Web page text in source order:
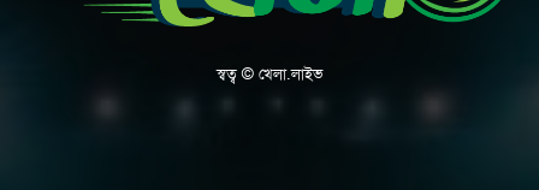
স্বত্ব © খেলা.লাইভ